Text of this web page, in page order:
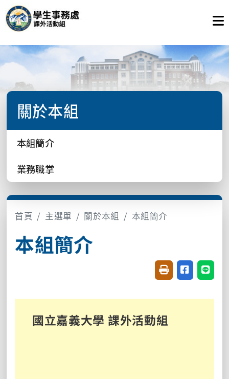
關於本組
本組簡介
業務職掌
首頁 主選單 關於本組 本組簡介
本組簡介
友善列印(開新視
分享至臉
分享
國立嘉義大學 課外活動組